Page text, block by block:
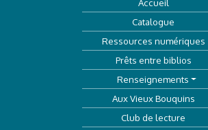
Catalogue
Ressources numériques
Prêts entre biblios
Renseignements
Aux Vieux Bouquins
Club de lecture